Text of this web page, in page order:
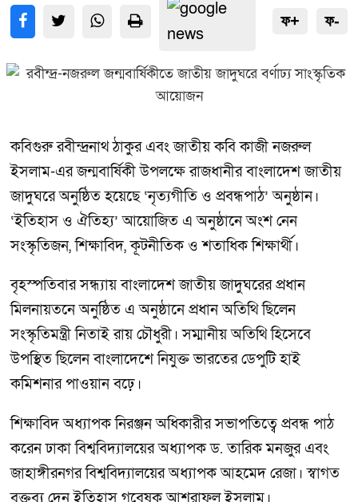
ফ+ ফ-
কবিগুরু রবীন্দ্রনাথ ঠাকুর এবং জাতীয় কবি কাজী নজরুল
ইসলাম-এর জন্মবার্ষিকী উপলক্ষে রাজধানীর বাংলাদেশ জাতীয়
জাদুঘরে অনুষ্ঠিত হয়েছে ‘নৃত্যগীতি ও প্রবন্ধপাঠ’ অনুষ্ঠান।
‘ইতিহাস ও ঐতিহ্য’ আয়োজিত এ অনুষ্ঠানে অংশ নেন
সংস্কৃতিজন, শিক্ষাবিদ, কূটনীতিক ও শতাধিক শিক্ষার্থী।
বৃহস্পতিবার সন্ধ্যায় বাংলাদেশ জাতীয় জাদুঘরের প্রধান
মিলনায়তনে অনুষ্ঠিত এ অনুষ্ঠানে প্রধান অতিথি ছিলেন
সংস্কৃতিমন্ত্রী নিতাই রায় চৌধুরী। সম্মানীয় অতিথি হিসেবে
উপস্থিত ছিলেন বাংলাদেশে নিযুক্ত ভারতের ডেপুটি হাই
কমিশনার পাওয়ান বঢ়ে।
শিক্ষাবিদ অধ্যাপক নিরঞ্জন অধিকারীর সভাপতিত্বে প্রবন্ধ পাঠ
করেন ঢাকা বিশ্ববিদ্যালয়ের অধ্যাপক ড. তারিক মনজুর এবং
জাহাঙ্গীরনগর বিশ্ববিদ্যালয়ের অধ্যাপক আহমেদ রেজা। স্বাগত